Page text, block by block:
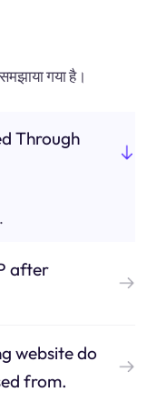
गया है।
Through
after
website do
from.